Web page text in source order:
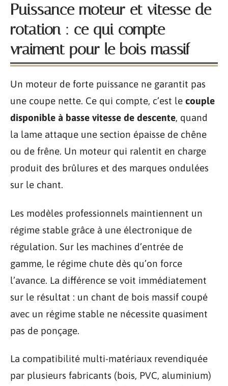
Puissance moteur et vitesse de
rotation : ce qui compte
vraiment pour le bois massif
Un moteur de forte puissance ne garantit pas
une coupe nette. Ce qui compte, c’est le couple
disponible à basse vitesse de descente, quand
la lame attaque une section épaisse de chêne
ou de frêne. Un moteur qui ralentit en charge
produit des brûlures et des marques ondulées
sur le chant.
Les modèles professionnels maintiennent un
régime stable grâce à une électronique de
régulation. Sur les machines d’entrée de
gamme, le régime chute dès qu’on force
l’avance. La différence se voit immédiatement
sur le résultat : un chant de bois massif coupé
avec un régime stable ne nécessite quasiment
pas de ponçage.
La compatibilité multi-matériaux revendiquée
par plusieurs fabricants (bois, PVC, aluminium)